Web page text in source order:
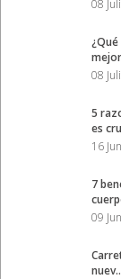
08
08
5
es
16
7
09